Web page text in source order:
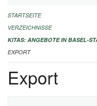
ALLGEMEINE
IMPRESSUM
STARTSEITE
VERZEICHNISSE
KITAS: ANGEBOTE IN BASEL-
EXPORT
Export